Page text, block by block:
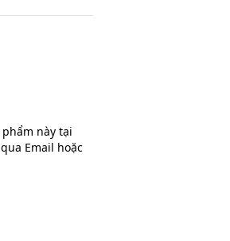
này tại
Email hoặc